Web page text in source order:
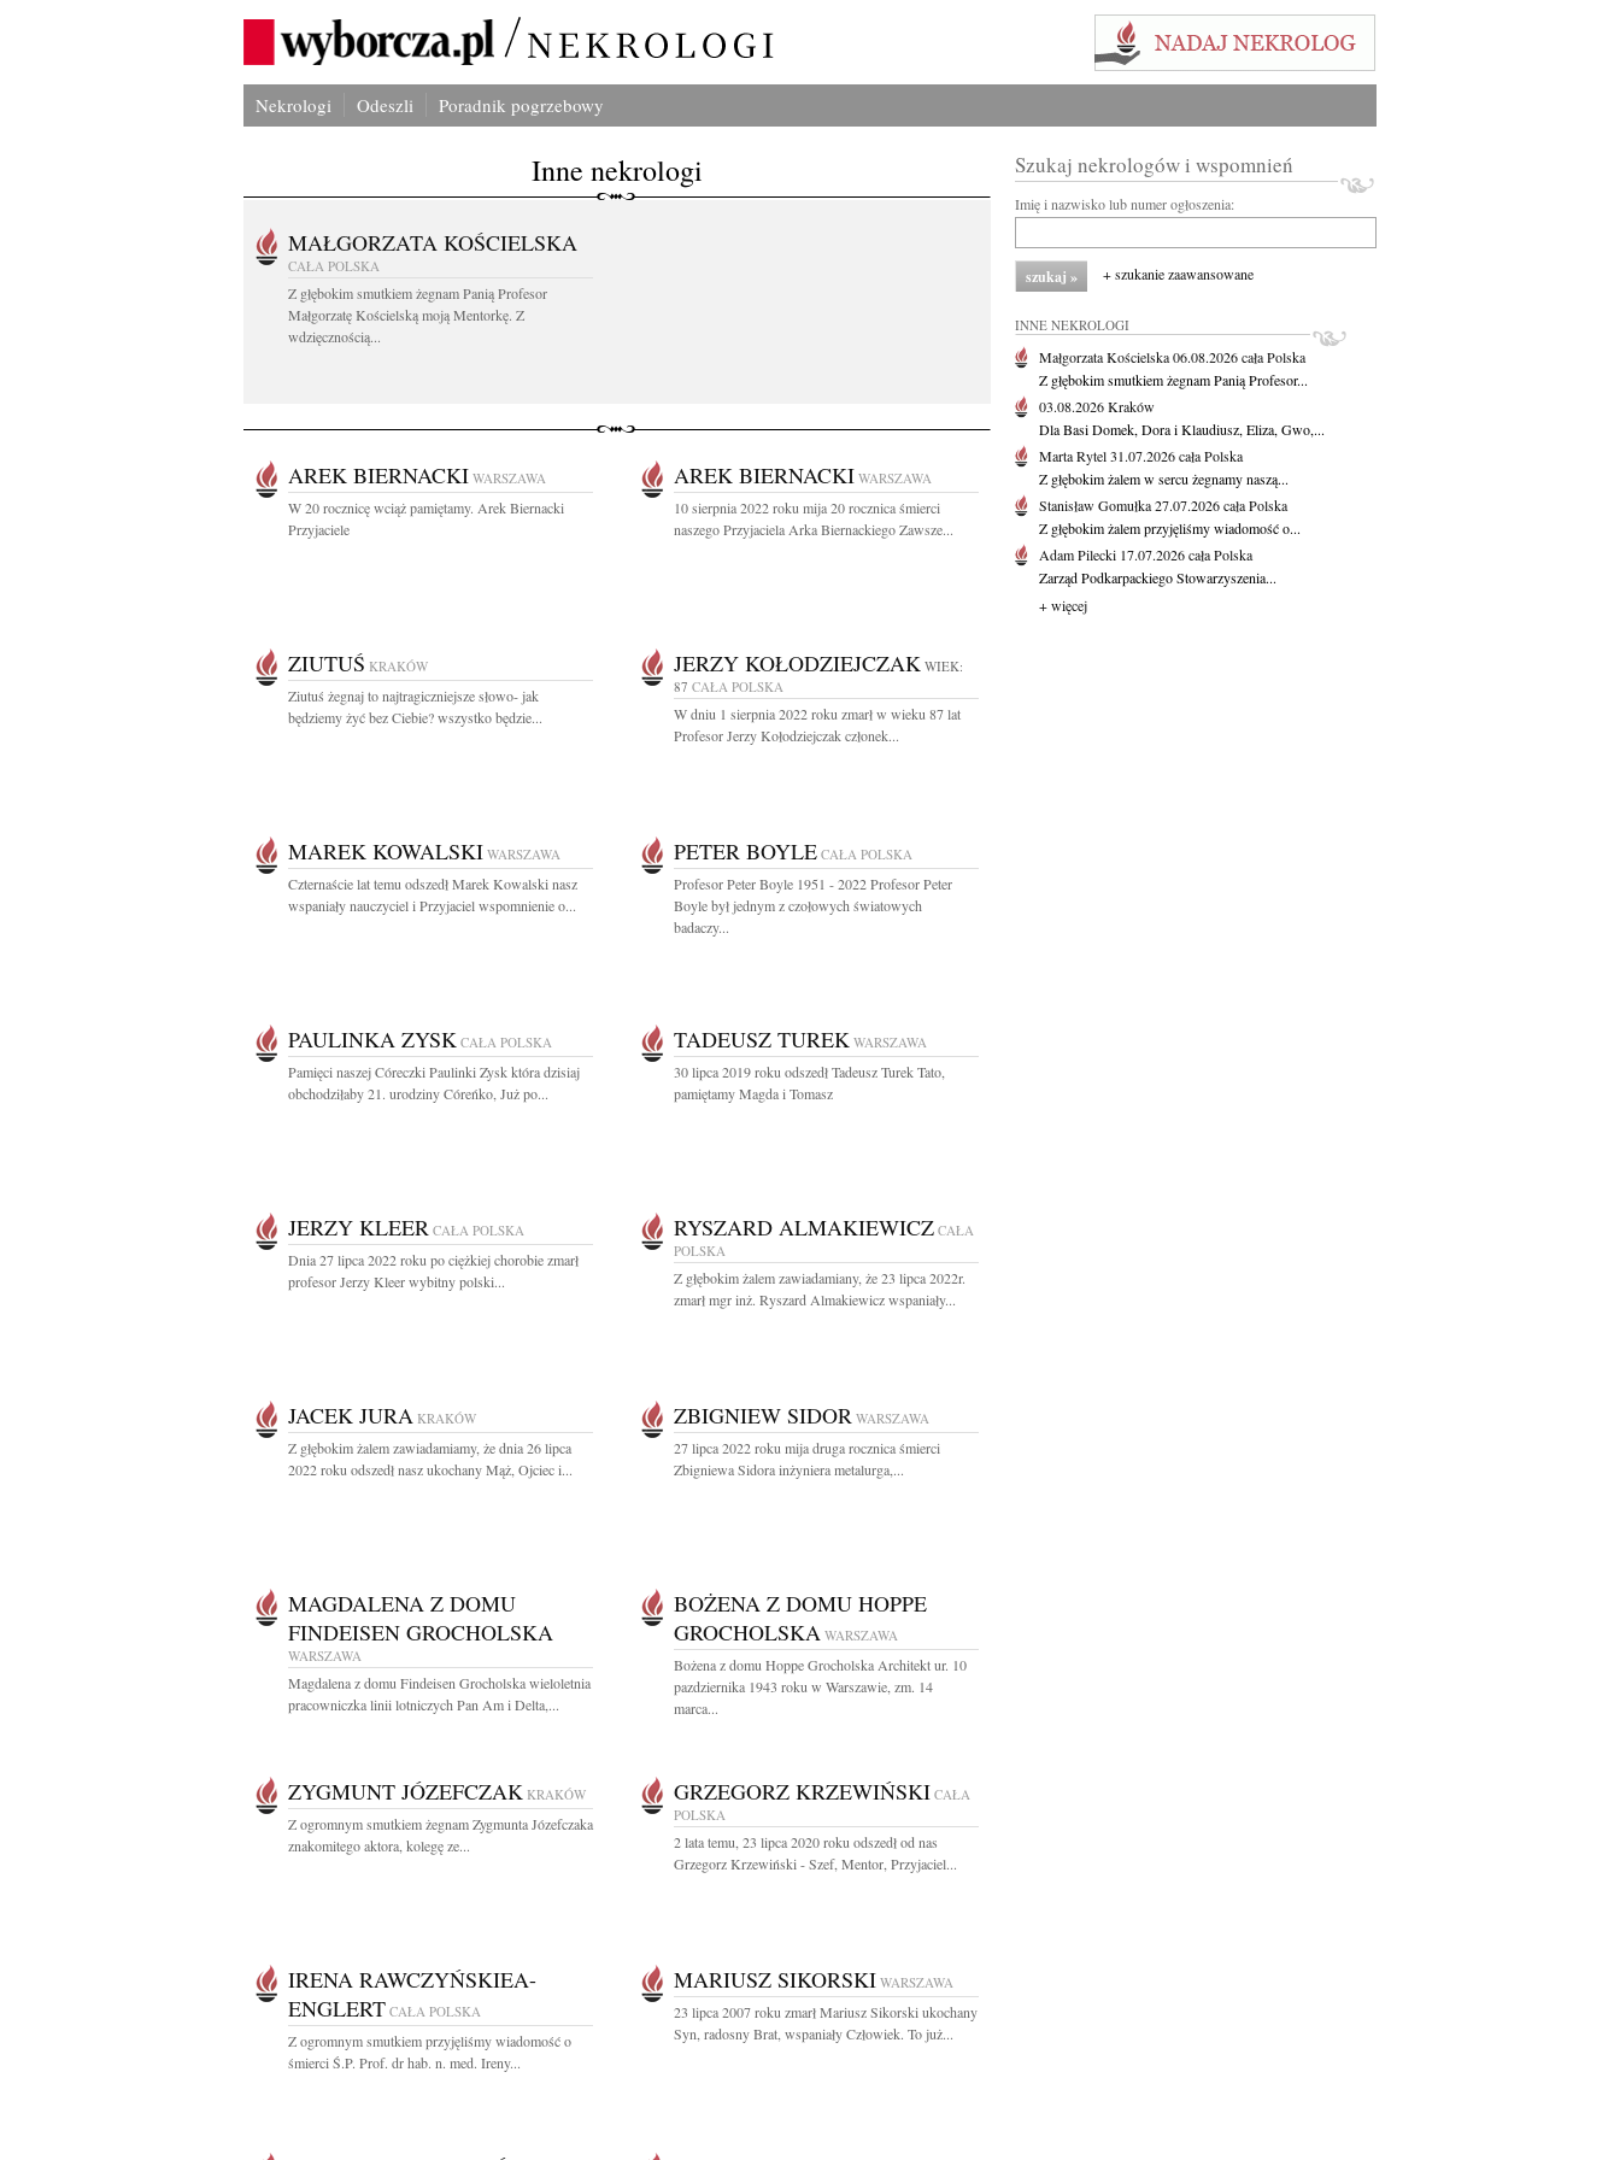
Nekrologi Odeszli Poradnik pogrzebowy
Inne nekrologi
MAŁGORZATA KOŚCIELSKA
CAŁA POLSKA
Z głębokim smutkiem żegnam Panią Profesor
Małgorzatę Kościelską moją Mentorkę. Z
wdzięcznością...
AREK BIERNACKI WARSZAWA
W 20 rocznicę wciąż pamiętamy. Arek Biernacki
Przyjaciele
AREK BIERNACKI WARSZAWA
10 sierpnia 2022 roku mija 20 rocznica śmierci
naszego Przyjaciela Arka Biernackiego Zawsze...
ZIUTUŚ KRAKÓW
Ziutuś żegnaj to najtragiczniejsze słowo- jak
będziemy żyć bez Ciebie? wszystko będzie...
JERZY KOŁODZIEJCZAK WIEK:
87 CAŁA POLSKA
W dniu 1 sierpnia 2022 roku zmarł w wieku 87 lat
Profesor Jerzy Kołodziejczak członek...
MAREK KOWALSKI WARSZAWA
Czternaście lat temu odszedł Marek Kowalski nasz
wspaniały nauczyciel i Przyjaciel wspomnienie o...
PETER BOYLE CAŁA POLSKA
Profesor Peter Boyle 1951 - 2022 Profesor Peter
Boyle był jednym z czołowych światowych
badaczy...
PAULINKA ZYSK CAŁA POLSKA
Pamięci naszej Córeczki Paulinki Zysk która dzisiaj
obchodziłaby 21. urodziny Córeńko, Już po...
TADEUSZ TUREK WARSZAWA
30 lipca 2019 roku odszedł Tadeusz Turek Tato,
pamiętamy Magda i Tomasz
JERZY KLEER CAŁA POLSKA
Dnia 27 lipca 2022 roku po ciężkiej chorobie zmarł
profesor Jerzy Kleer wybitny polski...
RYSZARD ALMAKIEWICZ CAŁA
POLSKA
Z głębokim żalem zawiadamiany, że 23 lipca 2022r.
zmarł mgr inż. Ryszard Almakiewicz wspaniały...
JACEK JURA KRAKÓW
Z głębokim żalem zawiadamiamy, że dnia 26 lipca
2022 roku odszedł nasz ukochany Mąż, Ojciec i...
ZBIGNIEW SIDOR WARSZAWA
27 lipca 2022 roku mija druga rocznica śmierci
Zbigniewa Sidora inżyniera metalurga,...
MAGDALENA Z DOMU
FINDEISEN GROCHOLSKA
WARSZAWA
Magdalena z domu Findeisen Grocholska wieloletnia
pracowniczka linii lotniczych Pan Am i Delta,...
BOŻENA Z DOMU HOPPE
GROCHOLSKA WARSZAWA
Bożena z domu Hoppe Grocholska Architekt ur. 10
pazdziernika 1943 roku w Warszawie, zm. 14
marca...
ZYGMUNT JÓZEFCZAK KRAKÓW
Z ogromnym smutkiem żegnam Zygmunta Józefczaka
znakomitego aktora, kolegę ze...
GRZEGORZ KRZEWIŃSKI CAŁA
POLSKA
2 lata temu, 23 lipca 2020 roku odszedł od nas
Grzegorz Krzewiński - Szef, Mentor, Przyjaciel...
IRENA RAWCZYŃSKIEA-
ENGLERT CAŁA POLSKA
Z ogromnym smutkiem przyjęliśmy wiadomość o
śmierci Ś.P. Prof. dr hab. n. med. Ireny...
MARIUSZ SIKORSKI WARSZAWA
23 lipca 2007 roku zmarł Mariusz Sikorski ukochany
Syn, radosny Brat, wspaniały Człowiek. To już...
Szukaj nekrologów i wspomnień
Imię i nazwisko lub numer ogłoszenia:
+ szukanie zaawansowane
INNE NEKROLOGI
Małgorzata Kościelska06.08.2026cała Polska
Z głębokim smutkiem żegnam Panią Profesor...
03.08.2026Kraków
Dla Basi Domek, Dora i Klaudiusz, Eliza, Gwo,...
Marta Rytel31.07.2026cała Polska
Z głębokim żalem w sercu żegnamy naszą...
Stanisław Gomułka27.07.2026cała Polska
Z głębokim żalem przyjęliśmy wiadomość o...
Adam Pilecki 17.07.2026cała Polska
Zarząd Podkarpackiego Stowarzyszenia...
+ więcej